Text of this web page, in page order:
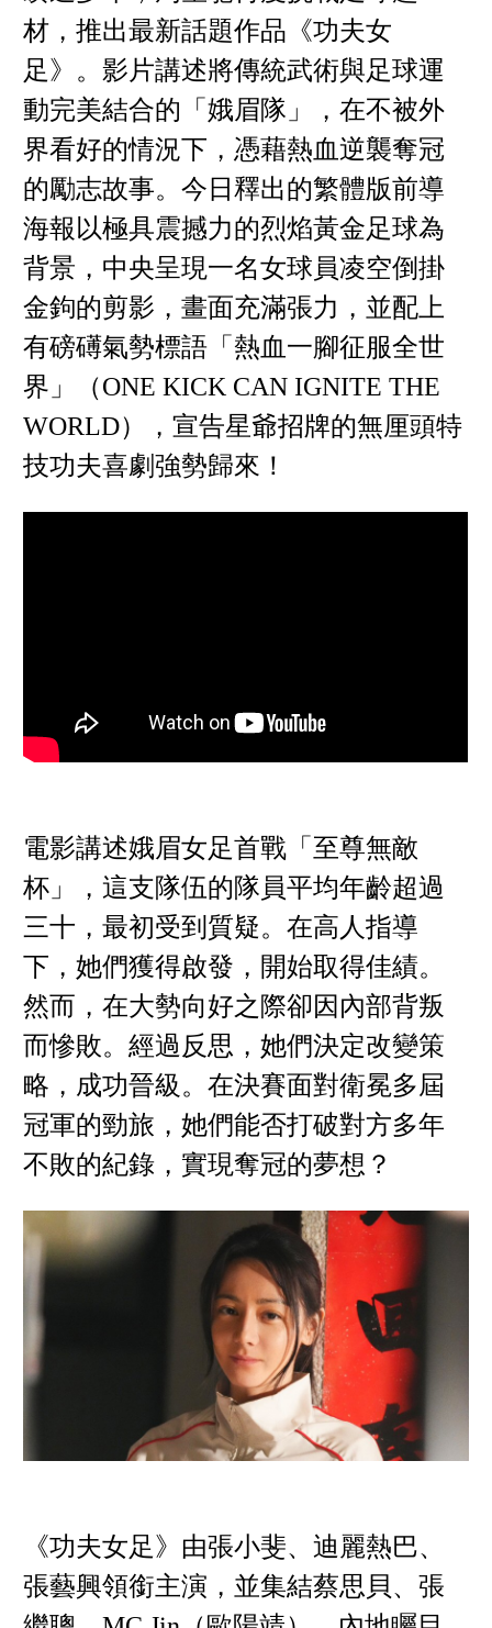
材，推出最新話題作品《功夫女
足》。影片講述將傳統武術與足球運
動完美結合的「娥眉隊」，在不被外
界看好的情況下，憑藉熱血逆襲奪冠
的勵志故事。今日釋出的繁體版前導
海報以極具震撼力的烈焰黃金足球為
背景，中央呈現一名女球員凌空倒掛
金鉤的剪影，畫面充滿張力，並配上
有磅礡氣勢標語「熱血一腳征服全世
界」（ONE KICK CAN IGNITE THE
WORLD），宣告星爺招牌的無厘頭特
技功夫喜劇強勢歸來！
電影講述娥眉女足首戰「至尊無敵
杯」，這支隊伍的隊員平均年齡超過
三十，最初受到質疑。在高人指導
下，她們獲得啟發，開始取得佳績。
然而，在大勢向好之際卻因內部背叛
而慘敗。經過反思，她們決定改變策
略，成功晉級。在決賽面對衛冕多屆
冠軍的勁旅，她們能否打破對方多年
不敗的紀錄，實現奪冠的夢想？
《功夫女足》由張小斐、迪麗熱巴、
張藝興領銜主演，並集結蔡思貝、張